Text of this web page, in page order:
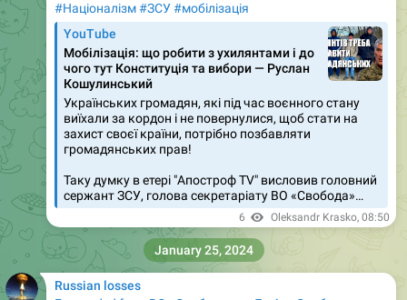
#Націоналізм#ЗСУ#мобілізація
YouTube
Мобілізація: що робити з ухилянтами і до
чого тут Конституція та вибори — Руслан
Кошулинський
Українських громадян, які під час воєнного стану
виїхали за кордон і не повернулися, щоб стати на
захист своєї країни, потрібно позбавляти
громадянських прав!
Таку думку в етері "Апостроф TV" висловив головний
сержант ЗСУ, голова секретаріату ВО «Свобода»…
6 Oleksandr Krasko, 08:50
Russian losses
January 25, 2024